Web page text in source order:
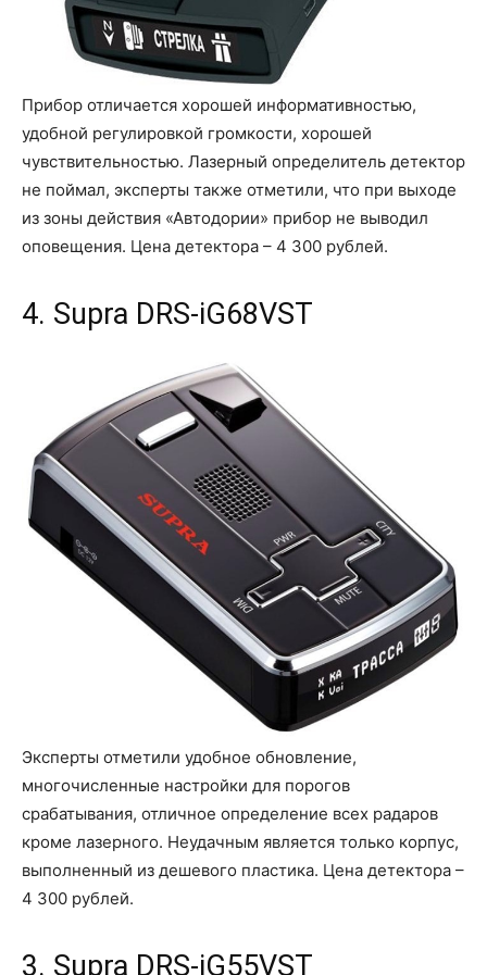
Прибор отличается хорошей информативностью,
удобной регулировкой громкости, хорошей
чувствительностью. Лазерный определитель детектор
не поймал, эксперты также отметили, что при выходе
из зоны действия «Автодории» прибор не выводил
оповещения. Цена детектора – 4 300 рублей.
4. Supra DRS-iG68VST
Эксперты отметили удобное обновление,
многочисленные настройки для порогов
срабатывания, отличное определение всех радаров
кроме лазерного. Неудачным является только корпус,
выполненный из дешевого пластика. Цена детектора –
4 300 рублей.
3. Supra DRS-iG55VST